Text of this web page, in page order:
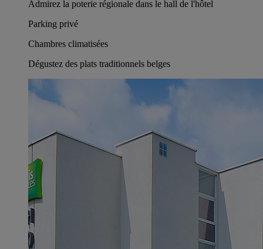
Admirez la poterie régionale dans le hall de l'hôtel
Parking privé
Chambres climatisées
Dégustez des plats traditionnels belges